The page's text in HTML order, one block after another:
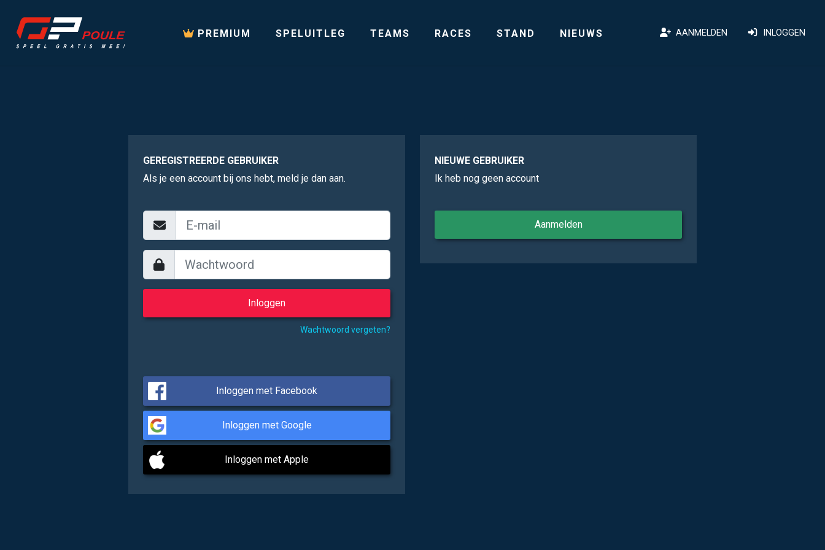
PREMIUM SPELUITLEG TEAMS RACES STAND NIEUWS AANMELDEN INLOGGEN
GEREGISTREERDE GEBRUIKER
Als je een account bij ons hebt, meld je dan aan.
Wachtwoord vergeten?
Inloggen met Facebook
Inloggen met Google
Inloggen met Apple
NIEUWE GEBRUIKER
Ik heb nog geen account
Aanmelden